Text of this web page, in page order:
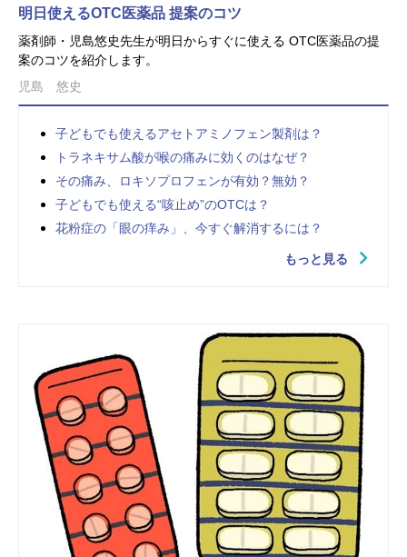
明日使えるOTC医薬品 提案のコツ
薬剤師・児島悠史先生が明日からすぐに使える OTC医薬品の提
案のコツを紹介します。
児島 悠史
子どもでも使えるアセトアミノフェン製剤は？
トラネキサム酸が喉の痛みに効くのはなぜ？
その痛み、ロキソプロフェンが有効？無効？
子どもでも使える“咳止め”のOTCは？
花粉症の「眼の痒み」、今すぐ解消するには？
もっと見る